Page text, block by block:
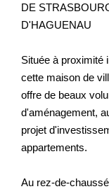
DE
D'HAGUENAU
Située à proximité
cette maison de
offre de beaux
d'aménagement,
projet
appartements.
Au rez-de-